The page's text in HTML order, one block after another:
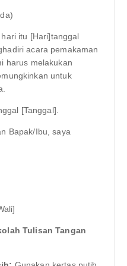
itu [Hari]tanggal
acara pemakaman
harus melakukan
untuk
[Tanggal].
Bapak/Ibu, saya
Tulisan Tangan